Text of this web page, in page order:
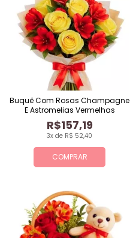
COMPRAR
3x de R$ 52,40
R$157,19
Buquê Com Rosas Champagne
E Astromelias Vermelhas